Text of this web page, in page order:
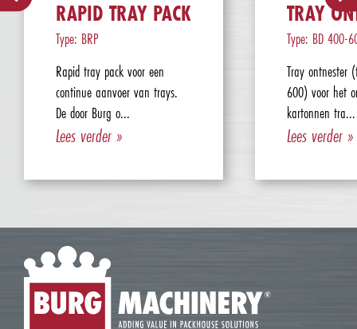
RAPID TRAY PACK
Type: BRP
Rapid tray pack voor een
continue aanvoer van trays.
De door Burg o...
Lees verder »
TRAY
Type: BD 400-
Tray ontnester
600) voor het
kartonnen tra...
Lees verder »